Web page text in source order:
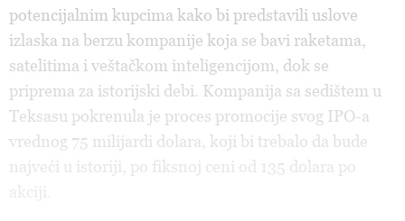
potencijalnim kupcima kako bi predstavili uslove
izlaska na berzu kompanije koja se bavi raketama,
satelitima i veštačkom inteligencijom, dok se
priprema za istorijski debi. Kompanija sa sedištem u
Teksasu pokrenula je proces promocije svog IPO-a
vrednog 75 milijardi dolara, koji bi trebalo da bude
najveći u istoriji, po fiksnoj ceni od 135 dolara po